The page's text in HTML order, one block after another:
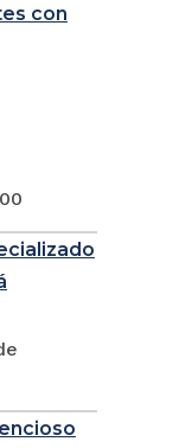
con